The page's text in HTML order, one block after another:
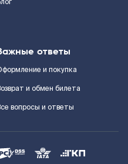
ответы
и покупка
и обмен билета
вопросы и ответы